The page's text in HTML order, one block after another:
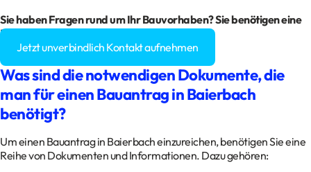
Sie haben Fragen rund um Ihr Bauvorhaben? Sie benötigen eine
Baugenehmigung?
Jetzt unverbindlich Kontakt aufnehmen
Was sind die notwendigen Dokumente, die
man für einen Bauantrag in Baierbach
benötigt?
Um einen Bauantrag in Baierbach einzureichen, benötigen Sie eine
Reihe von Dokumenten und Informationen. Dazu gehören: